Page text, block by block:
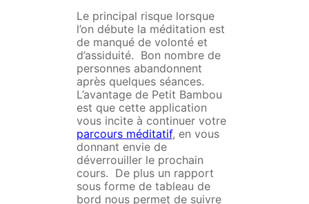
Le principal risque lorsque
l’on débute la méditation est
de manqué de volonté et
d’assiduité. Bon nombre de
personnes abandonnent
après quelques séances.
L’avantage de Petit Bambou
est que cette application
vous incite à continuer votre
parcours méditatif, en vous
donnant envie de
déverrouiller le prochain
cours. De plus un rapport
sous forme de tableau de
bord nous permet de suivre